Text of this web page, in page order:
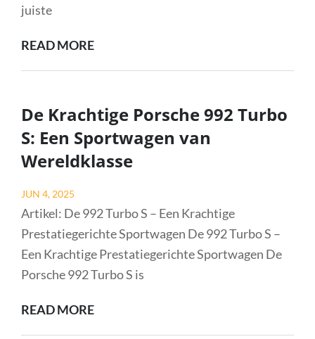
juiste
READ MOREONTDEK
PRESTATIES
VAN
DE
CONTINENTAL
PRIX
5000
S
TR
De Krachtige Porsche 992 Turbo
S: Een Sportwagen van
Wereldklasse
Posted
on
JUN 4, 2025
Artikel: De 992 Turbo S – Een Krachtige
Prestatiegerichte Sportwagen De 992 Turbo S –
Een Krachtige Prestatiegerichte Sportwagen De
Porsche 992 Turbo S is
READ MOREDE